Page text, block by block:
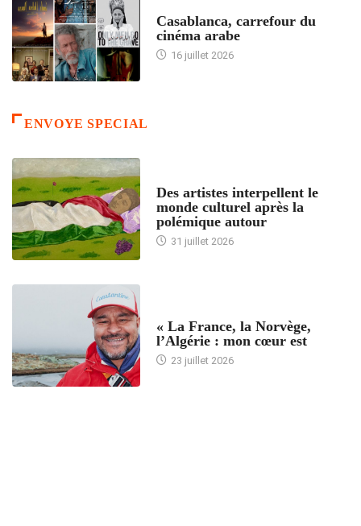
Casablanca, carrefour du
cinéma arabe
16 juillet 2026
ENVOYE SPECIAL
Des artistes interpellent le
monde culturel après la
polémique autour
31 juillet 2026
« La France, la Norvège,
l’Algérie : mon cœur est
23 juillet 2026